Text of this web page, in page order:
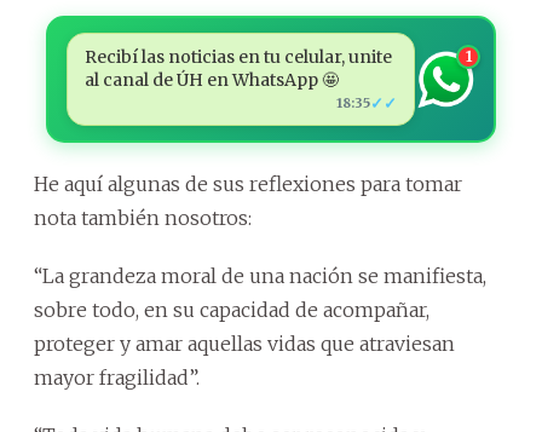
Recibí las noticias en tu celular, unite
al canal de ÚH en WhatsApp 🤩
18:35✓✓
1
He aquí algunas de sus reflexiones para tomar
nota también nosotros:
“La grandeza moral de una nación se manifiesta,
sobre todo, en su capacidad de acompañar,
proteger y amar aquellas vidas que atraviesan
mayor fragilidad”.